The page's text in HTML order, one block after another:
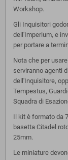
Workshop.
Gli Inquisitori
dell'Imperium, e
per portare a
Nota che per
serviranno agenti
dell'Inquisitore,
Tempestus,
Squadra di
Il kit è formato da
basetta Citadel
25mm.
Le miniature